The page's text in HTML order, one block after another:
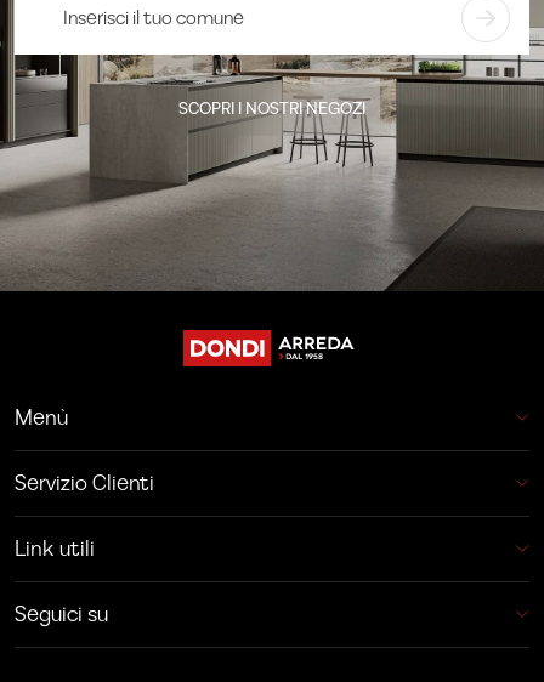
SCOPRI I NOSTRI NEGOZI
Menù
Servizio Clienti
Link utili
Seguici su